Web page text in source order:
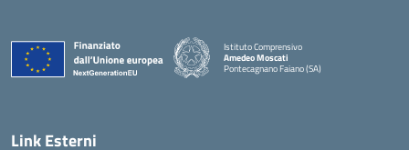
Istituto Comprensivo
Amedeo Moscati
Pontecagnano Faiano (SA)
— Visita la pagina iniziale della scuola
Link Esterni